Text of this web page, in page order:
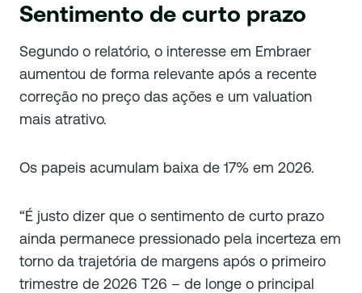
Sentimento de curto prazo
Segundo o relatório, o interesse em Embraer
aumentou de forma relevante após a recente
correção no preço das ações e um valuation
mais atrativo.
Os papeis acumulam baixa de 17% em 2026.
“É justo dizer que o sentimento de curto prazo
ainda permanece pressionado pela incerteza em
torno da trajetória de margens após o primeiro
trimestre de 2026 T26 – de longe o principal